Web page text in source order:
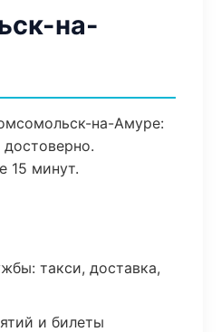
на-
на-Амуре:
15 минут.
такси, доставка,
и билеты